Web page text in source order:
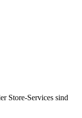
Store-Services sind